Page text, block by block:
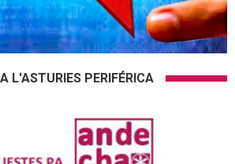
L'ASTURIES PERIFÉRICA